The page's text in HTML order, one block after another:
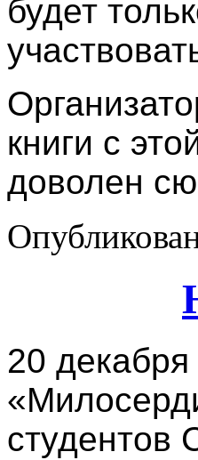
будет
книги с
доволен
20
студентов